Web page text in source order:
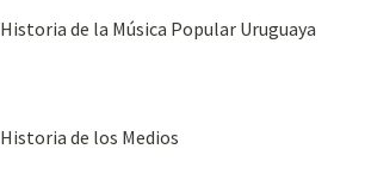
Historia de la Música Popular Uruguaya
Historia de los Medios